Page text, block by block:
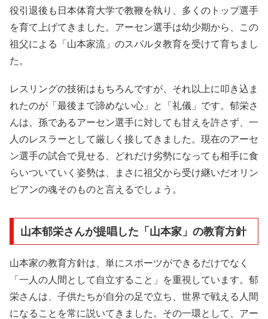
役引退後も日本体育大学で教鞭を執り、多くのトップ選手
を育て上げてきました。アーセン選手は幼少期から、この
祖父による「山本家流」のスパルタ教育を受けて育ちまし
た。
レスリングの技術はもちろんですが、それ以上に叩き込ま
れたのが「最後まで諦めない心」と「礼儀」です。郁栄さ
んは、孫であるアーセン選手に対しても甘えを許さず、一
人のレスラーとして厳しく接してきました。現在のアーセ
ン選手の試合で見せる、どれだけ劣勢になっても相手に食
らいついていく姿勢は、まさに祖父から受け継いだオリン
ピアンの魂そのものと言えるでしょう。
山本郁栄さんが提唱した「山本家」の教育方針
山本家の教育方針は、単にスポーツができるだけでなく
「一人の人間として自立すること」を重視しています。郁
栄さんは、子供たちが自分の足で立ち、世界で戦える人間
になることを常に説いてきました。その一環として、アー